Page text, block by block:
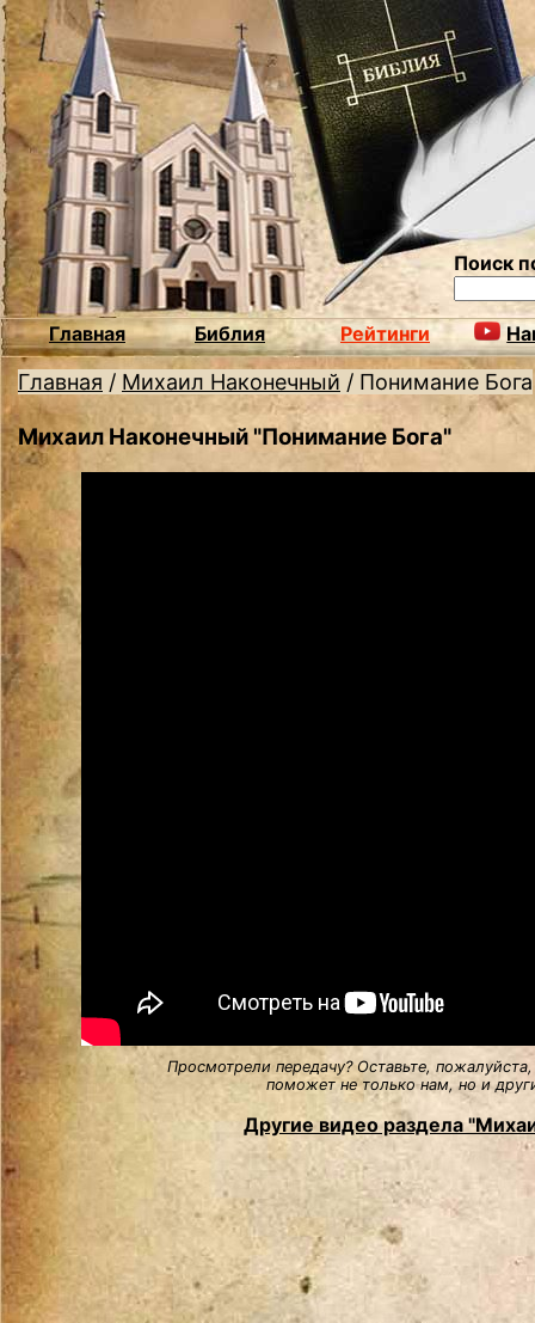
Поиск
Главная Библия Рейтинги
Главная / Михаил Наконечный / Понимание Бога
Михаил Наконечный "Понимание Бога"
Просмотрели передачу? Оставьте,
поможет не только нам, но и
Другие видео раздела